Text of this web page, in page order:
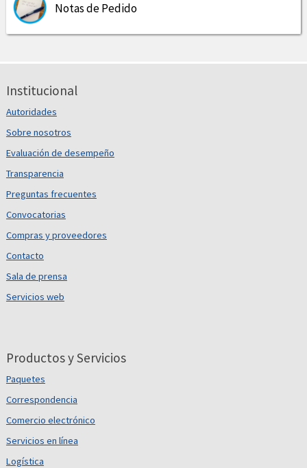
Notas de Pedido
Institucional
Autoridades
Sobre nosotros
Evaluación de desempeño
Transparencia
Preguntas frecuentes
Convocatorias
Compras y proveedores
Contacto
Sala de prensa
Servicios web
Productos y Servicios
Paquetes
Correspondencia
Comercio electrónico
Servicios en línea
Logística